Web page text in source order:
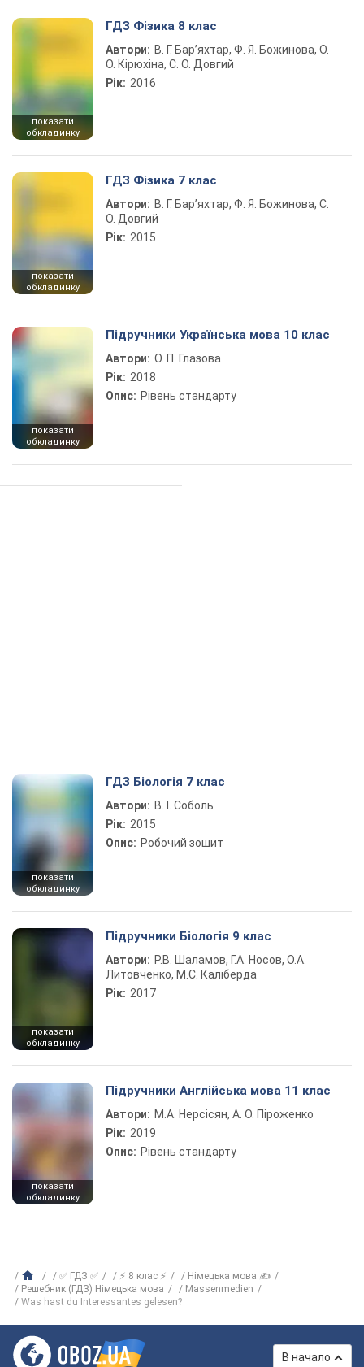
показати
обкладинку
ГДЗ Фізика 8 клас
Автори: В. Г. Бар’яхтар, Ф. Я. Божинова, О.
О. Кірюхіна, С. О. Довгий
Рік: 2016
показати
обкладинку
ГДЗ Фізика 7 клас
Автори: В. Г. Бар’яхтар, Ф. Я. Божинова, С.
О. Довгий
Рік: 2015
показати
обкладинку
Підручники Українська мова 10 клас
Автори: О. П. Глазова
Рік: 2018
Опис: Рівень стандарту
показати
обкладинку
ГДЗ Біологія 7 клас
Автори: В. І. Соболь
Рік: 2015
Опис: Робочий зошит
показати
обкладинку
Підручники Біологія 9 клас
Автори: Р.В. Шаламов, Г.А. Носов, О.А.
Литовченко, М.С. Каліберда
Рік: 2017
показати
обкладинку
Підручники Англійська мова 11 клас
Автори: М.А. Нерсісян, А. О. Піроженко
Рік: 2019
Опис: Рівень стандарту
✅ ГДЗ ✅ ⚡ 8 клас ⚡
Німецька мова ✍
Решебник (ГДЗ) Німецька мова
Massenmedien
Was hast du Interessantes gelesen?
В начало